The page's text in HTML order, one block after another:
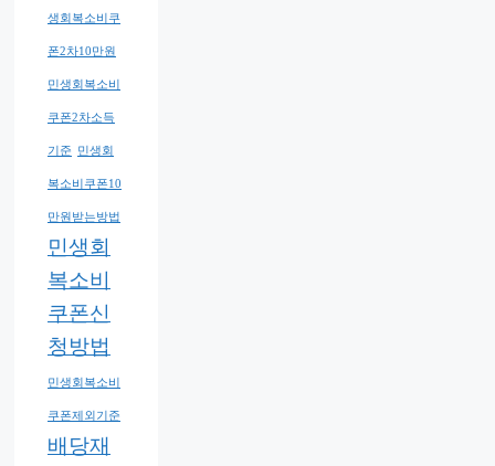
생회복소비쿠
폰2차10만원
민생회복소비
쿠폰2차소득
기준 민생회
복소비쿠폰10
만원받는방법
민생회
복소비
쿠폰신
청방법
민생회복소비
쿠폰제외기준
배당재